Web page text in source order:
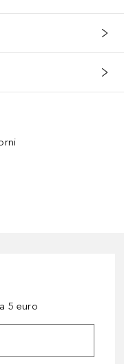
5 euro